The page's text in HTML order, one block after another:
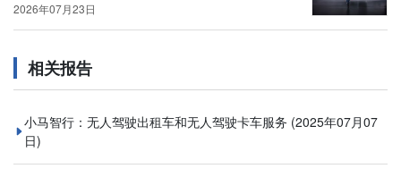
2026年07月23日
相关报告
小马智行：无人驾驶出租车和无人驾驶卡车服务 (2025年07月07
日)